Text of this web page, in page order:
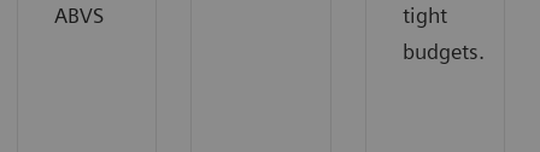
ABVS
tight
budgets.